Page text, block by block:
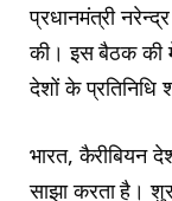
प्रधानमंत्री
की। इस बैठक की
देशों के प्रतिनिधि
भारत, कैरीबियन
साझा करता है।